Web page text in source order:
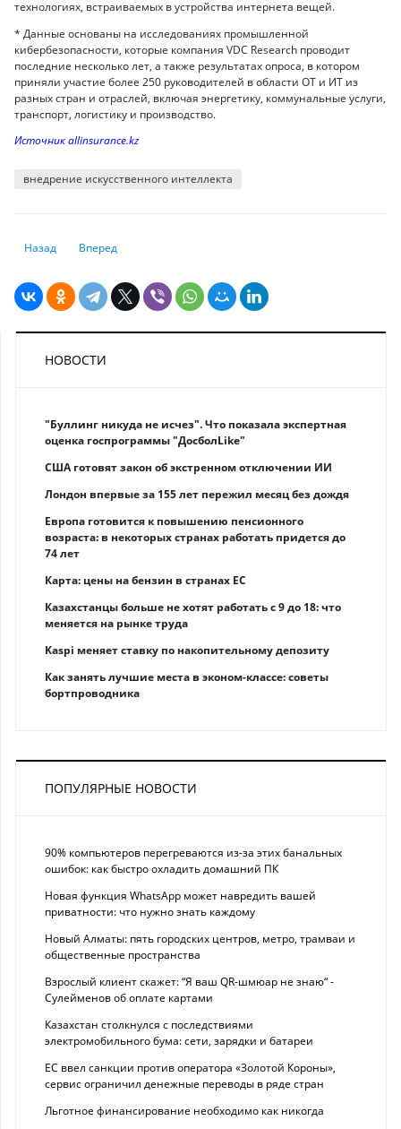
технологиях, встраиваемых в устройства интернета вещей.
* Данные основаны на исследованиях промышленной
кибербезопасности, которые компания VDC Research проводит
последние несколько лет, а также результатах опроса, в котором
приняли участие более 250 руководителей в области ОТ и ИТ из
разных стран и отраслей, включая энергетику, коммунальные услуги,
транспорт, логистику и производство.
Источник allinsurance.kz
внедрение искусственного интеллекта
Предыдущий: Депутаты нанесли сокрушительный удар по кошелькам
Назад Следующий: Казахстанцы удвоили ставки в букмекерских
Вперед
НОВОСТИ
"Буллинг никуда не исчез". Что показала экспертная
оценка госпрограммы "ДосболLike"
США готовят закон об экстренном отключении ИИ
Лондон впервые за 155 лет пережил месяц без дождя
Европа готовится к повышению пенсионного
возраста: в некоторых странах работать придется до
74 лет
Карта: цены на бензин в странах ЕС
Казахстанцы больше не хотят работать с 9 до 18: что
меняется на рынке труда
Kaspi меняет ставку по накопительному депозиту
Как занять лучшие места в эконом-классе: советы
бортпроводника
ПОПУЛЯРНЫЕ НОВОСТИ
90% компьютеров перегреваются из-за этих банальных
ошибок: как быстро охладить домашний ПК
Новая функция WhatsApp может навредить вашей
приватности: что нужно знать каждому
Новый Алматы: пять городских центров, метро, трамваи и
общественные пространства
Взрослый клиент скажет: “Я ваш QR-шмюар не знаю“ -
Сулейменов об оплате картами
Казахстан столкнулся с последствиями
электромобильного бума: сети, зарядки и батареи
ЕС ввел санкции против оператора «Золотой Короны»,
сервис ограничил денежные переводы в ряде стран
Льготное финансирование необходимо как никогда